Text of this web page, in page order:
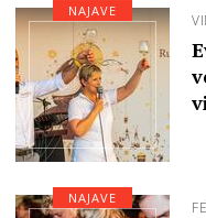
NAJAVE
NAJAVE